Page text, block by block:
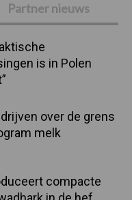
Partner nieuws
is in Polen
over de grens
melk
compacte